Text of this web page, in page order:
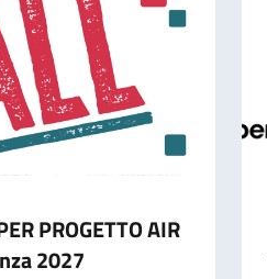
PROGETTO AIR
2027